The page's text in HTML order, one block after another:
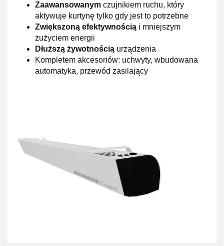
Zaawansowanym czujnikiem ruchu, który
aktywuje kurtynę tylko gdy jest to potrzebne
Zwiększoną efektywnością i mniejszym
zużyciem energii
Dłuższą żywotnością urządzenia
Kompletem akcesoriów: uchwyty, wbudowana
automatyka, przewód zasilający